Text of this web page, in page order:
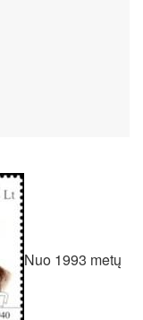
Nuo 1993 metų